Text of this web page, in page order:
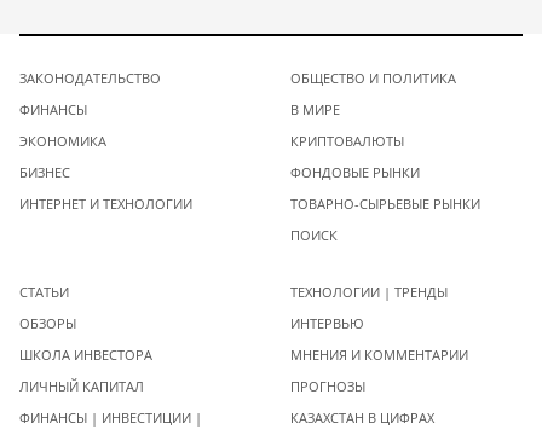
ЗАКОНОДАТЕЛЬСТВО
ФИНАНСЫ
ЭКОНОМИКА
БИЗНЕС
ИНТЕРНЕТ И ТЕХНОЛОГИИ
ОБЩЕСТВО И ПОЛИТИКА
В МИРЕ
КРИПТОВАЛЮТЫ
ФОНДОВЫЕ РЫНКИ
ТОВАРНО-СЫРЬЕВЫЕ РЫНКИ
ПОИСК
СТАТЬИ
ОБЗОРЫ
ШКОЛА ИНВЕСТОРА
ЛИЧНЫЙ КАПИТАЛ
ФИНАНСЫ | ИНВЕСТИЦИИ |
ТЕХНОЛОГИИ | ТРЕНДЫ
ИНТЕРВЬЮ
МНЕНИЯ И КОММЕНТАРИИ
ПРОГНОЗЫ
КАЗАХСТАН В ЦИФРАХ